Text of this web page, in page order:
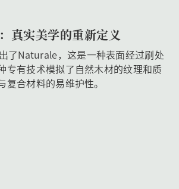
真实美学的重新定义
了Naturale，这是一种表面经过刷处
专有技术模拟了自然木材的纹理和质
复合材料的易维护性。